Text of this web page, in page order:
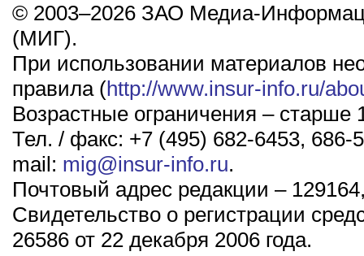
© 2003–2026 ЗАО Медиа-
(МИГ).
При использовании материалов
правила (http://www.insur-info.ru/
Возрастные ограничения – старше
Тел. / факс: +7 (495) 682-6453, 686-
mail: mig@insur-info.ru.
Почтовый адрес редакции –
Свидетельство о регистрации
26586 от 22 декабря 2006 года.